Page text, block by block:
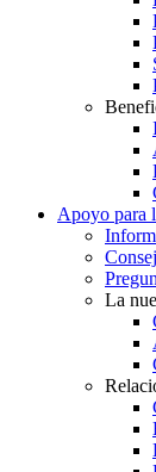
Apoyo para
La